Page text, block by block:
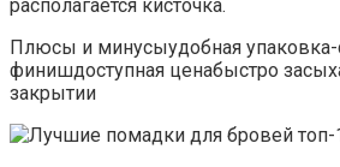
располагается кисточка.
Плюсы и минусыудобная
финишдоступная ценабыстро
закрытии